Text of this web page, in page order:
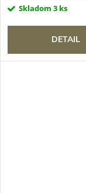
Skladom 3 ks
DETAIL